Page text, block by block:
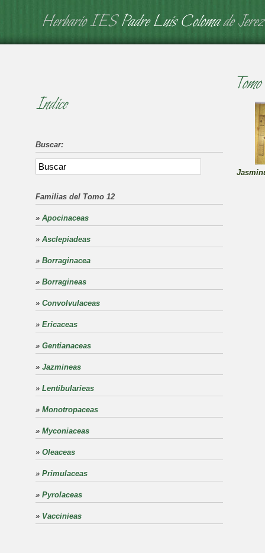
Herbario IES Padre Luis Colomade Jerez
Indice
Buscar:
Familias del Tomo 12
» Apocinaceas
» Asclepiadeas
» Borraginacea
» Borragineas
» Convolvulaceas
» Ericaceas
» Gentianaceas
» Jazmineas
» Lentibularieas
» Monotropaceas
» Myconiaceas
» Oleaceas
» Primulaceas
» Pyrolaceas
» Vaccinieas